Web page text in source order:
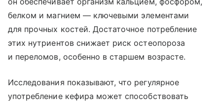
белком и магнием — ключевыми элементами
для прочных костей. Достаточное потребление
этих нутриентов снижает риск остеопороза
и переломов, особенно в старшем возрасте.
Исследования показывают, что регулярное
употребление кефира может способствовать